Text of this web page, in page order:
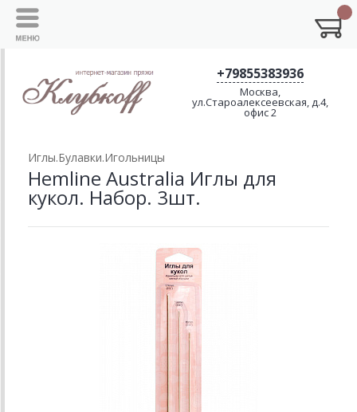
+79855383936
Москва,
ул.Староалексеевская, д.4,
офис 2
Иглы.Булавки.Игольницы
Hemline Australia Иглы для
кукол. Набор. 3шт.